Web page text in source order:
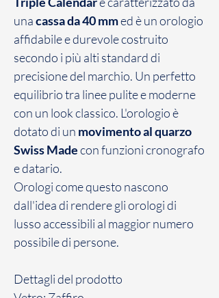
unacassa da 40 mmed è un orologio
affidabile e durevole costruito
secondo i più alti standard di
precisione del marchio. Un perfetto
equilibrio tra linee pulite e moderne
con un look classico. L'orologio è
dotato di un movimento al quarzo
Swiss Madecon funzioni cronografo
e datario.
Orologi come questo nascono
dall'idea di rendere gli orologi di
lusso accessibili al maggior numero
possibile di persone.
Dettagli del prodotto